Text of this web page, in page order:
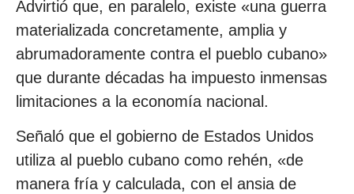
Advirtió que, en paralelo, existe «una guerra
materializada concretamente, amplia y
abrumadoramente contra el pueblo cubano»
que durante décadas ha impuesto inmensas
limitaciones a la economía nacional.
Señaló que el gobierno de Estados Unidos
utiliza al pueblo cubano como rehén, «de
manera fría y calculada, con el ansia de